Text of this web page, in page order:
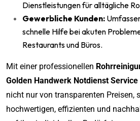
Dienstleistungen für alltägliche
Gewerbliche Kunden:
schnelle Hilfe bei akuten
Restaurants und Büros.
Mit einer professionellen
Golden Handwerk Notdienst Service
nicht nur von transparenten Preisen,
hochwertigen, effizienten und